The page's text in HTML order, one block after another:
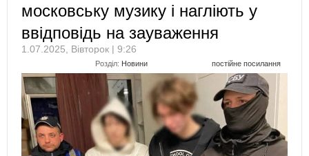
московську музику і нагліють у
ввідповідь на зауваження
1.07.2025, Вівторок | 9:26
Розділ: Новини постійне посилання